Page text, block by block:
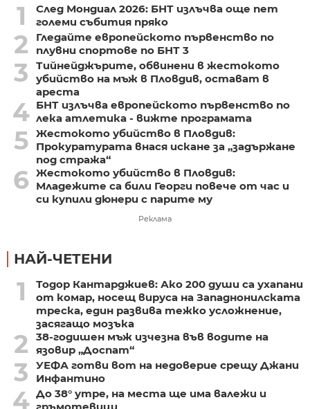
1
След Мондиал 2026: БНТ излъчва още пет
големи събития пряко
2
Гледайте европейското първенство по
плувни спортове по БНТ 3
3
Тийнейджърите, обвинени в жестокото
убийство на мъж в Пловдив, остават в
ареста
4 БНТ излъчва европейското първенство по
лека атлетика - вижте програмата
5 Жестокото убийство в Пловдив:
Прокуратурата внася искане за „задържане
под стража“
6 Жестокото убийство в Пловдив:
Младежите са били Георги повече от час и
си купили дюнери с парите му
Реклама
НАЙ-ЧЕТЕНИ
1
Тодор Кантарджиев: Ако 200 души са ухапани
от комар, носещ вируса на Западнонилската
треска, един развива тежко усложнение,
засягащо мозъка
2
38-годишен мъж изчезна във водите на
язовир „Доспат“
3
УЕФА готви вот на недоверие срещу Джани
Инфантино
4 До 38° утре, на места ще има валежи и